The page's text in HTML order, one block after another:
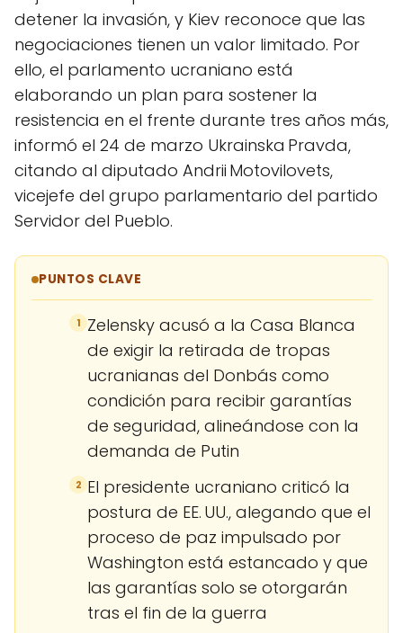
detener la invasión, y Kiev reconoce que las
negociaciones tienen un valor limitado. Por
ello, el parlamento ucraniano está
elaborando un plan para sostener la
resistencia en el frente durante tres años más,
informó el 24 de marzo Ukrainska Pravda,
citando al diputado Andrii Motovilovets,
vicejefe del grupo parlamentario del partido
Servidor del Pueblo.
PUNTOS CLAVE
1 Zelensky acusó a la Casa Blanca
de exigir la retirada de tropas
ucranianas del Donbás como
condición para recibir garantías
de seguridad, alineándose con la
demanda de Putin
2 El presidente ucraniano criticó la
postura de EE. UU., alegando que el
proceso de paz impulsado por
Washington está estancado y que
las garantías solo se otorgarán
tras el fin de la guerra